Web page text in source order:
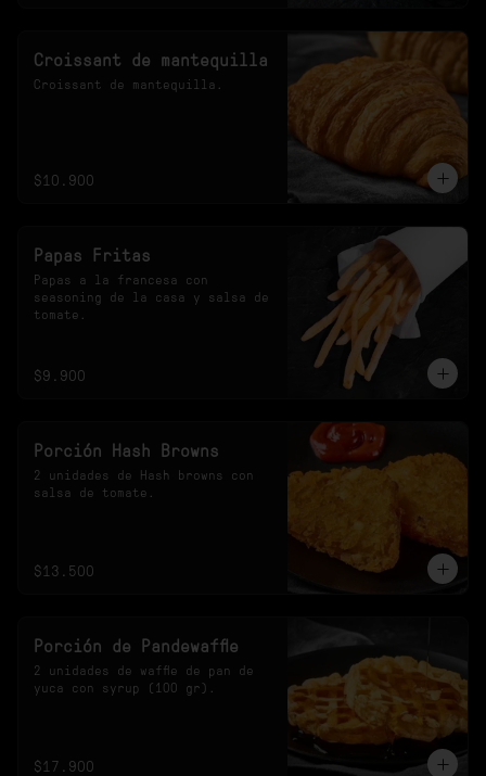
Croissant de mantequilla
Croissant de mantequilla.
$10.900
Papas Fritas
Papas a la francesa con
seasoning de la casa y salsa de
tomate.
$9.900
Porción Hash Browns
2 unidades de Hash browns con
salsa de tomate.
$13.500
Porción de Pandewaffle
2 unidades de waffle de pan de
yuca con syrup (100 gr).
$17.900